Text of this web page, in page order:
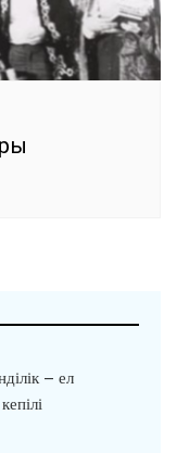
– ел